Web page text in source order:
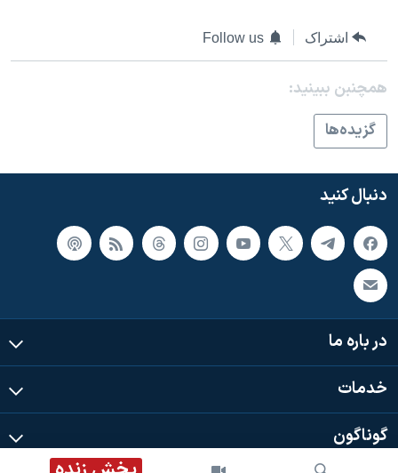
اعتراضات مردمی آبان ۹۸
همایش محافظه‌کاران آمریکا «سی‌پک»
صفحه‌های ویژه
سفر پرزیدنت ترامپ به چین
اشتراک Follow us
همچنبن ببینید:
گزيده‌ها
دنبال کنید
در باره ما
خدمات
گوناگون